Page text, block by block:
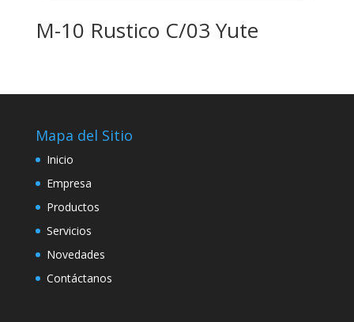
M-10 Rustico C/03 Yute
Mapa del Sitio
Inicio
Empresa
Productos
Servicios
Novedades
Contáctanos